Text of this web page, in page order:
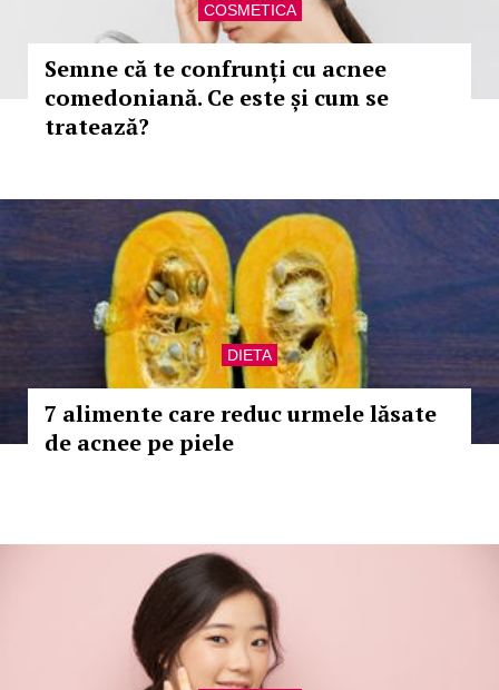
COSMETICA
Semne că te confrunți cu acnee
comedoniană. Ce este și cum se
tratează?
DIETA
7 alimente care reduc urmele lăsate
de acnee pe piele